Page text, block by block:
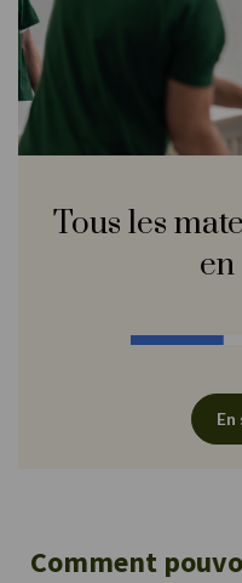
Tous les
En
Comment